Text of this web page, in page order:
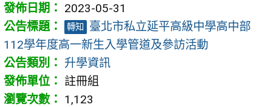
2023-05-31
轉知
臺北市私立延平高級中學高中部
112學年度高一新生入學管道及參訪活動
升學資訊
註冊組
1,123